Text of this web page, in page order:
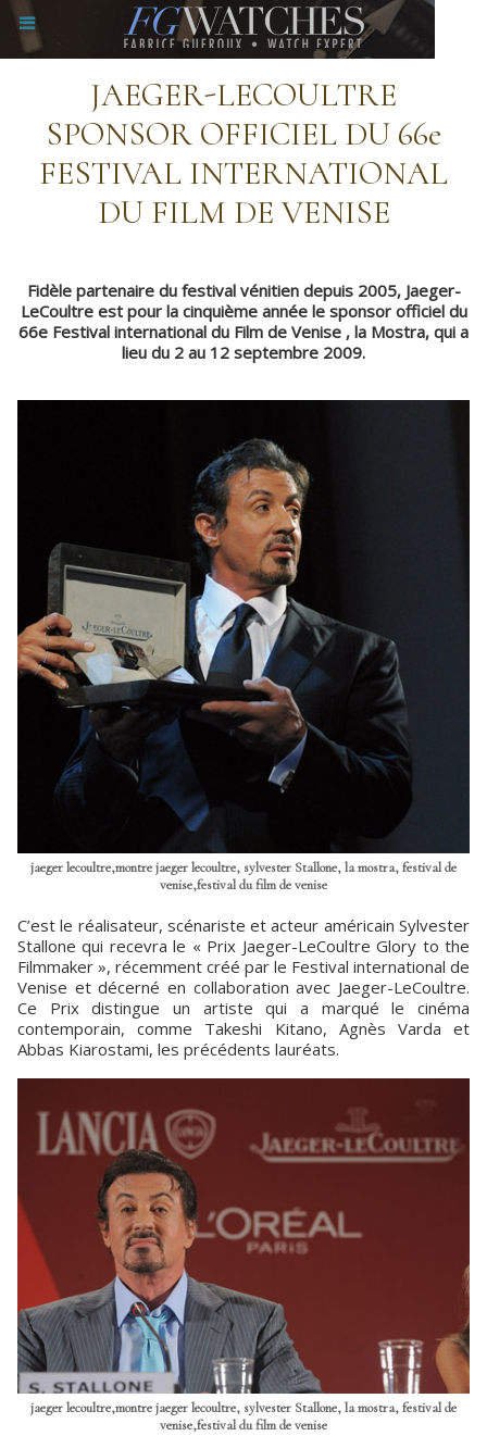
JAEGER-LECOULTRE
SPONSOR OFFICIEL DU 66e
FESTIVAL INTERNATIONAL
DU FILM DE VENISE
Fidèle partenaire du festival vénitien depuis 2005, Jaeger-
LeCoultre est pour la cinquième année le sponsor officiel du
66e Festival international du Film de Venise , la Mostra, qui a
lieu du 2 au 12 septembre 2009.
jaeger lecoultre,montre jaeger lecoultre, sylvester Stallone, la mostra, festival de
venise,festival du film de venise
C’est le réalisateur, scénariste et acteur américain Sylvester
Stallone qui recevra le « Prix Jaeger-LeCoultre Glory to the
Filmmaker », récemment créé par le Festival international de
Venise et décerné en collaboration avec Jaeger-LeCoultre.
Ce Prix distingue un artiste qui a marqué le cinéma
contemporain, comme Takeshi Kitano, Agnès Varda et
Abbas Kiarostami, les précédents lauréats.
jaeger lecoultre,montre jaeger lecoultre, sylvester Stallone, la mostra, festival de
venise,festival du film de venise